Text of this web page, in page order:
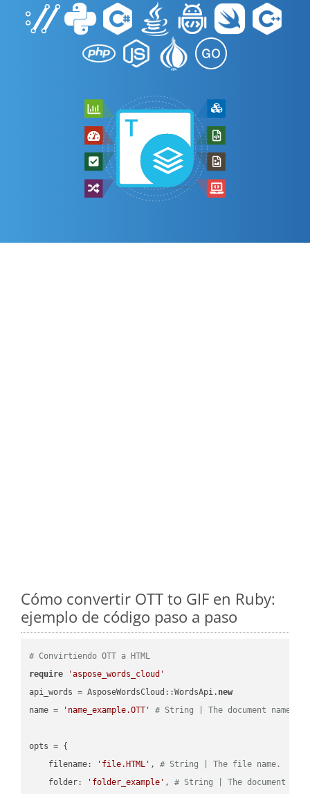
Cómo convertir OTT to GIF en Ruby:
ejemplo de código paso a paso
# Convirtiendo OTT a HTML
require
'aspose_words_cloud'
api_words = AsposeWordsCloud::WordsApi. new
name =
'name_example.OTT' # String | The document name.
opts = {
    filename:
'file.HTML' , # String | The file name.
    folder:
'folder_example' , # String | The document